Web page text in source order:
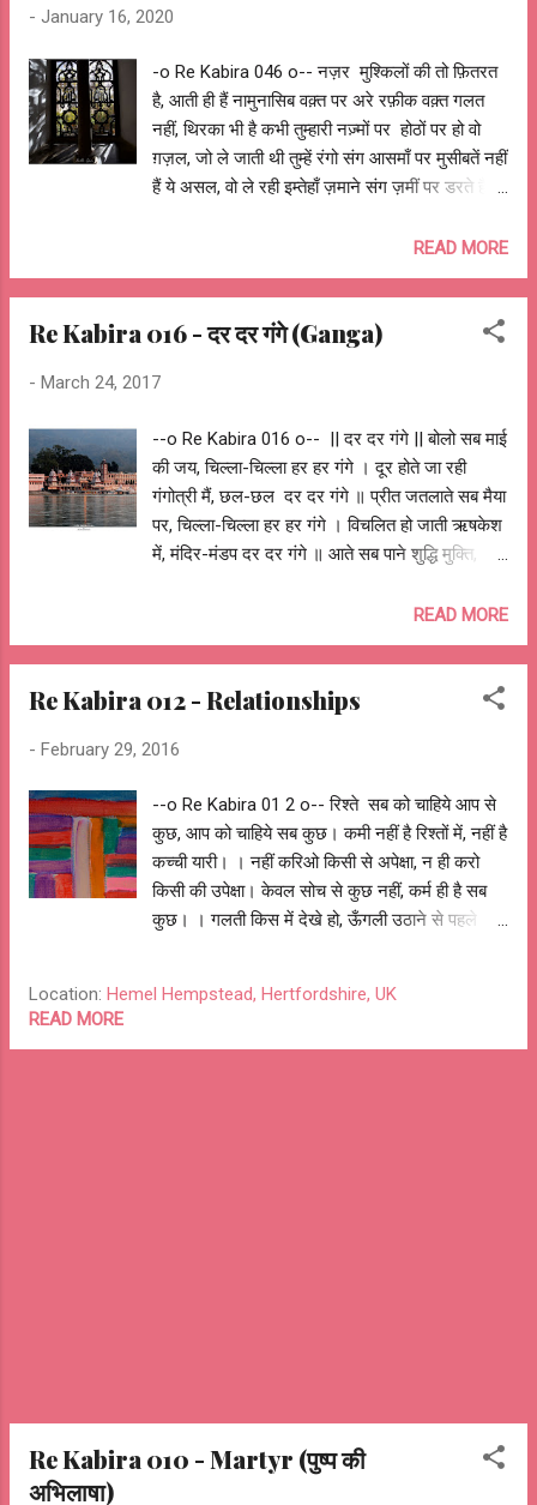
- January 16, 2020
-o Re Kabira 046 o-- नज़र मुश्किलों की तो फ़ितरत
है, आती ही हैं नामुनासिब वक़्त पर अरे रफ़ीक वक़्त गलत
नहीं, थिरका भी है कभी तुम्हारी नज़्मों पर होठों पर हो वो
ग़ज़ल, जो ले जाती थी तुम्हें रंगो संग आसमाँ पर मुसीबतें नहीं
हैं ये असल, वो ले रही इम्तेहाँ ज़माने संग ज़मीं पर डरते है
कबीरा क्या कभी लगी, मेरे ख़ुदा की नज़र बंदे पर आशुतोष
झुड़ेले Ashutosh Jhureley @OReKabira --o Re
Kabira 046 o--
READ MORE
Re Kabira 016 - दर दर गंगे (Ganga)
- March 24, 2017
--o Re Kabira 016 o-- || दर दर गंगे || बोलो सब माई
की जय, चिल्ला-चिल्ला हर हर गंगे । दूर होते जा रही
गंगोत्री मैं, छल-छल दर दर गंगे ॥ प्रीत जतलाते सब मैया
पर, चिल्ला-चिल्ला हर हर गंगे । विचलित हो जाती ऋषकेश
में, मंदिर-मंडप दर दर गंगे ॥ आते सब पाने शुद्धि मुक्ति,
में, पल-पल दर दर गंगे ॥ पवित्र करें सब गंगा जल से,
दर दर गंगे ॥ रुकते नहीं कदम किनारे चलते, चिल्ला-
चिल्ला हर हर गंगे । थक गयी मैला धोते कानपूर में, नल-
हर हर गंगे । बदहाल हो गयी वाराणसी में, पैड़ी-पैड़ी दर दर
। तरस रही पानी को अलाहबाद में, तट-तट दर दर गंगे ॥
मांगे वरदान विकास का, चिल्ला-चिल्ला हर हर गंगे । सब
जगह लुटी पटना में, पुल-पुल दर दर गंगे ॥ प्रेरित हुए
सदियों से पट पर, चिल्ला-चिल्ला हर हर गंगे । हृदय
चुभोता इतिहास कोलकाता में,...
READ MORE
Re Kabira 012 - Relationships
- February 29, 2016
--o Re Kabira 01 2 o-- रिश्ते सब को चाहिये आप से
कुछ, आप को चाहिये सब कुछ। कमी नहीं है रिश्तों में, नहीं है
कच्ची यारी। । नहीं करिओ किसी से अपेक्षा, न ही करो
किसी की उपेक्षा। केवल सोच से कुछ नहीं, कर्म ही है सब
कुछ। । गलती किस में देखे हो, ऊँगली उठाने से पहले
सुख। सब को चाहिये आप से कुछ, आप को चाहिये सब
Location: Hemel Hempstead, Hertfordshire, UK
READ MORE
Re Kabira 010 - Martyr (पुष्प की
अभिलाषा)